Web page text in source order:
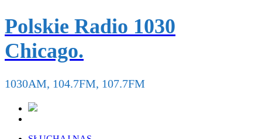
Polskie Radio 1030
Chicago.
1030AM, 104.7FM, 107.7FM